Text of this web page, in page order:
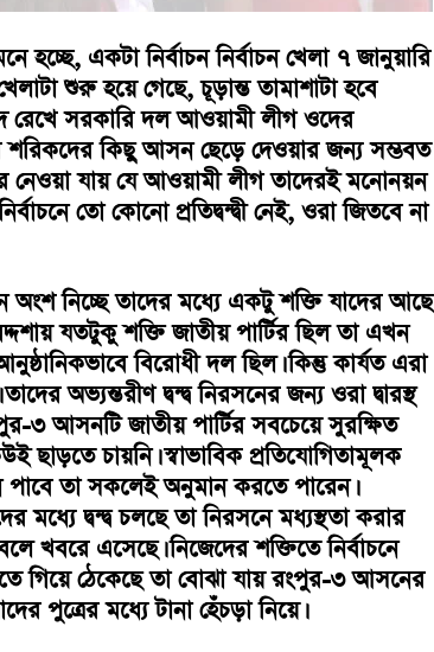
হচ্ছে, একটা নির্বাচন নির্বাচন খেলা ৭ জানুয়ারি
শুরু হয়ে গেছে, চূড়ান্ত তামাশাটা হবে
রেখে সরকারি দল আওয়ামী লীগ ওদের
কিছু আসন ছেড়ে দেওয়ার জন্য সম্ভবত
যায় যে আওয়ামী লীগ তাদেরই মনোনয়ন
তো কোনো প্রতিদ্বন্দ্বী নেই, ওরা জিতবে না
অংশ নিচ্ছে তাদের মধ্যে একটু শক্তি যাদের আছে
যতটুকু শক্তি জাতীয় পার্টির ছিল তা এখন
বিরোধী দল ছিল। কিন্তু কার্যত এরা
অভ্যন্তরীণ দ্বন্দ্ব নিরসনের জন্য ওরা দ্বারস্থ
৩ আসনটি জাতীয় পার্টির সবচেয়ে সুরক্ষিত
চায়নি। স্বাভাবিক প্রতিযোগিতামূলক
পাবে তা সকলেই অনুমান করতে পারেন।
দ্বন্দ্ব চলছে তা নিরসনে মধ্যস্থতা করার
এসেছে। নিজেদের শক্তিতে নির্বাচনে
গিয়ে ঠেকেছে তা বোঝা যায় রংপুর-৩ আসনের
পুত্রের মধ্যে টানা হেঁচড়া নিয়ে।